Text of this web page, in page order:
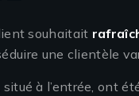
souhaitait
une clientèle
à l’entrée, ont